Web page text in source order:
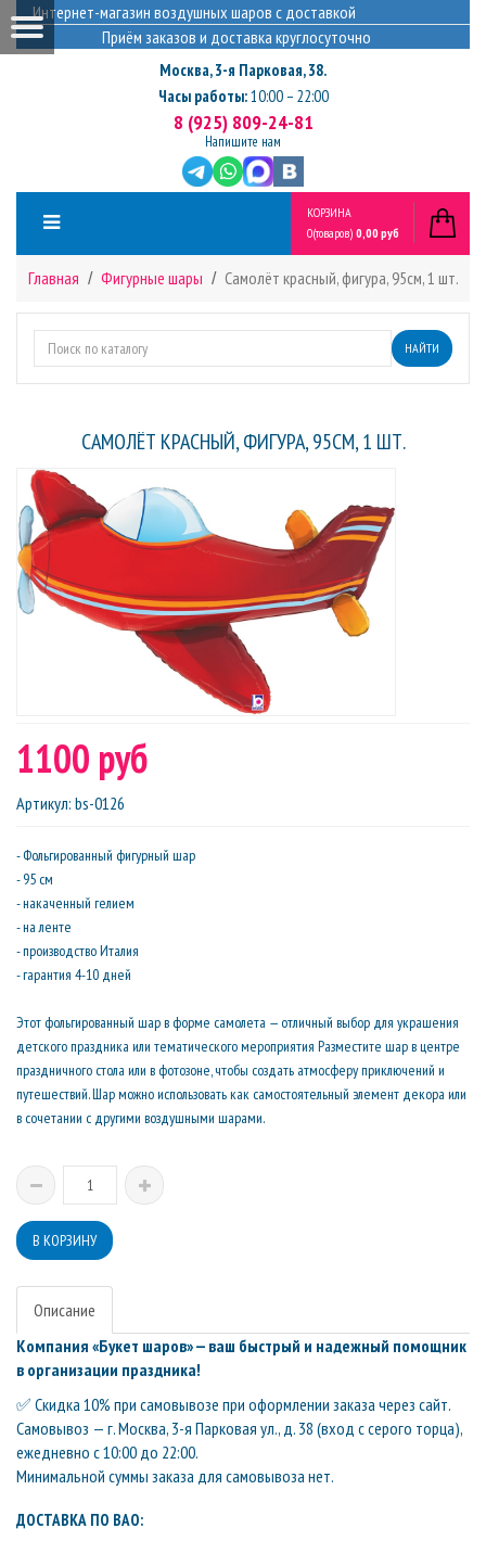
Интернет-магазин воздушных шаров с доставкой
Приём заказов и доставка круглосуточно
Москва,3-я Парковая, 38.
Часы работы:10:00 – 22:00
8 (925) 809-24-81
Напишите нам
КОРЗИНА
0(товаров) 0,00 руб
Главная Фигурные шары Самолёт красный, фигура, 95см, 1 шт.
НАЙТИ
САМОЛЁТ КРАСНЫЙ, ФИГУРА, 95СМ, 1 ШТ.
1100 руб
Артикул: bs-0126
- Фольгированный фигурный шар
- 95 см
- накаченный гелием
- на ленте
- производство Италия
- гарантия 4-10 дней
Этот фольгированный шар в форме самолета — отличный выбор для украшения
детского праздника или тематического мероприятия Разместите шар в центре
праздничного стола или в фотозоне, чтобы создать атмосферу приключений и
путешествий. Шар можно использовать как самостоятельный элемент декора или
в сочетании с другими воздушными шарами.
Описание
Компания «Букет шаров» — ваш быстрый и надежный помощник
в организации праздника!
✅ Скидка 10% при самовывозе при оформлении заказа через сайт.
Самовывоз — г. Москва, 3-я Парковая ул., д. 38 (вход с серого торца),
ежедневно с 10:00 до 22:00.
Минимальной суммы заказа для самовывоза нет.
ДОСТАВКА ПО ВАО: